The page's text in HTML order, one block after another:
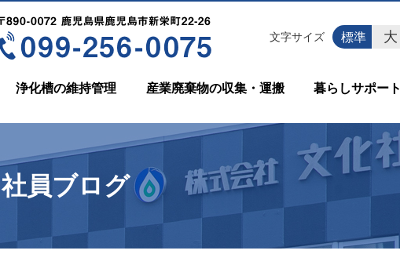
浄化槽の維持管理 産業廃棄物の収集・運搬 暮らしサポート
文字サイズ 標準 大
社員ブログ